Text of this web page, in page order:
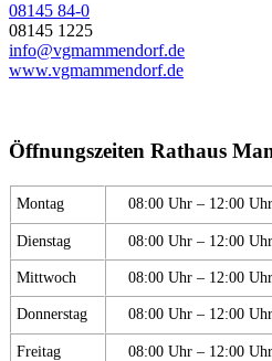
08145 84-0
08145 1225
info@vgmammendorf.de
www.vgmammendorf.de
Öffnungszeiten Rathaus
Montag 08:00 Uhr – 12:00 Uhr
Dienstag 08:00 Uhr – 12:00 Uhr
Mittwoch 08:00 Uhr – 12:00 Uhr
Donnerstag 08:00 Uhr – 12:00 Uhr
Freitag 08:00 Uhr – 12:00 Uhr